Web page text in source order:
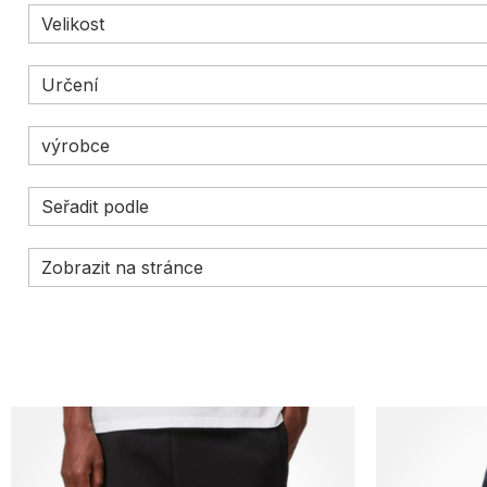
Velikost
Určení
výrobce
Seřadit podle
Zobrazit na stránce